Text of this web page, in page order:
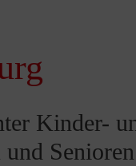
Kinder-
Senioren